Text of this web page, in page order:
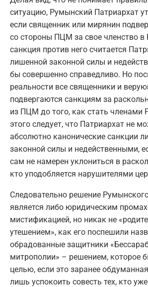
ситуацию, Румынский Патриархат
если священник или мирянин
со стороны ПЦМ за свое членство
санкция против него считается
лишенной законной силы и
бы совершенно справедливо. Но
реальности все священники и
подвергаются санкциям за
из ПЦМ до того, как стать членами
этого следует, что Патриархат не
абсолютно канонические санкции
законной силы и недейственными,
сам не намерен уклониться в
кто уподобляется нарушителями
Следовательно решение
является либо юридическим
мистификацией, но никак не
утешением», как его поспешили
обрадованные защитники
митрополии» – решением, которое
целью, если это заранее
лишь успокоить совесть тех, кто